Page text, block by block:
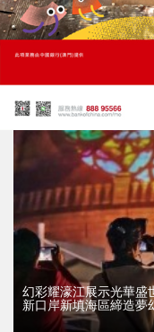
04/02/2025
幻彩耀濠江展示光華盛
新口岸新填海區締造夢